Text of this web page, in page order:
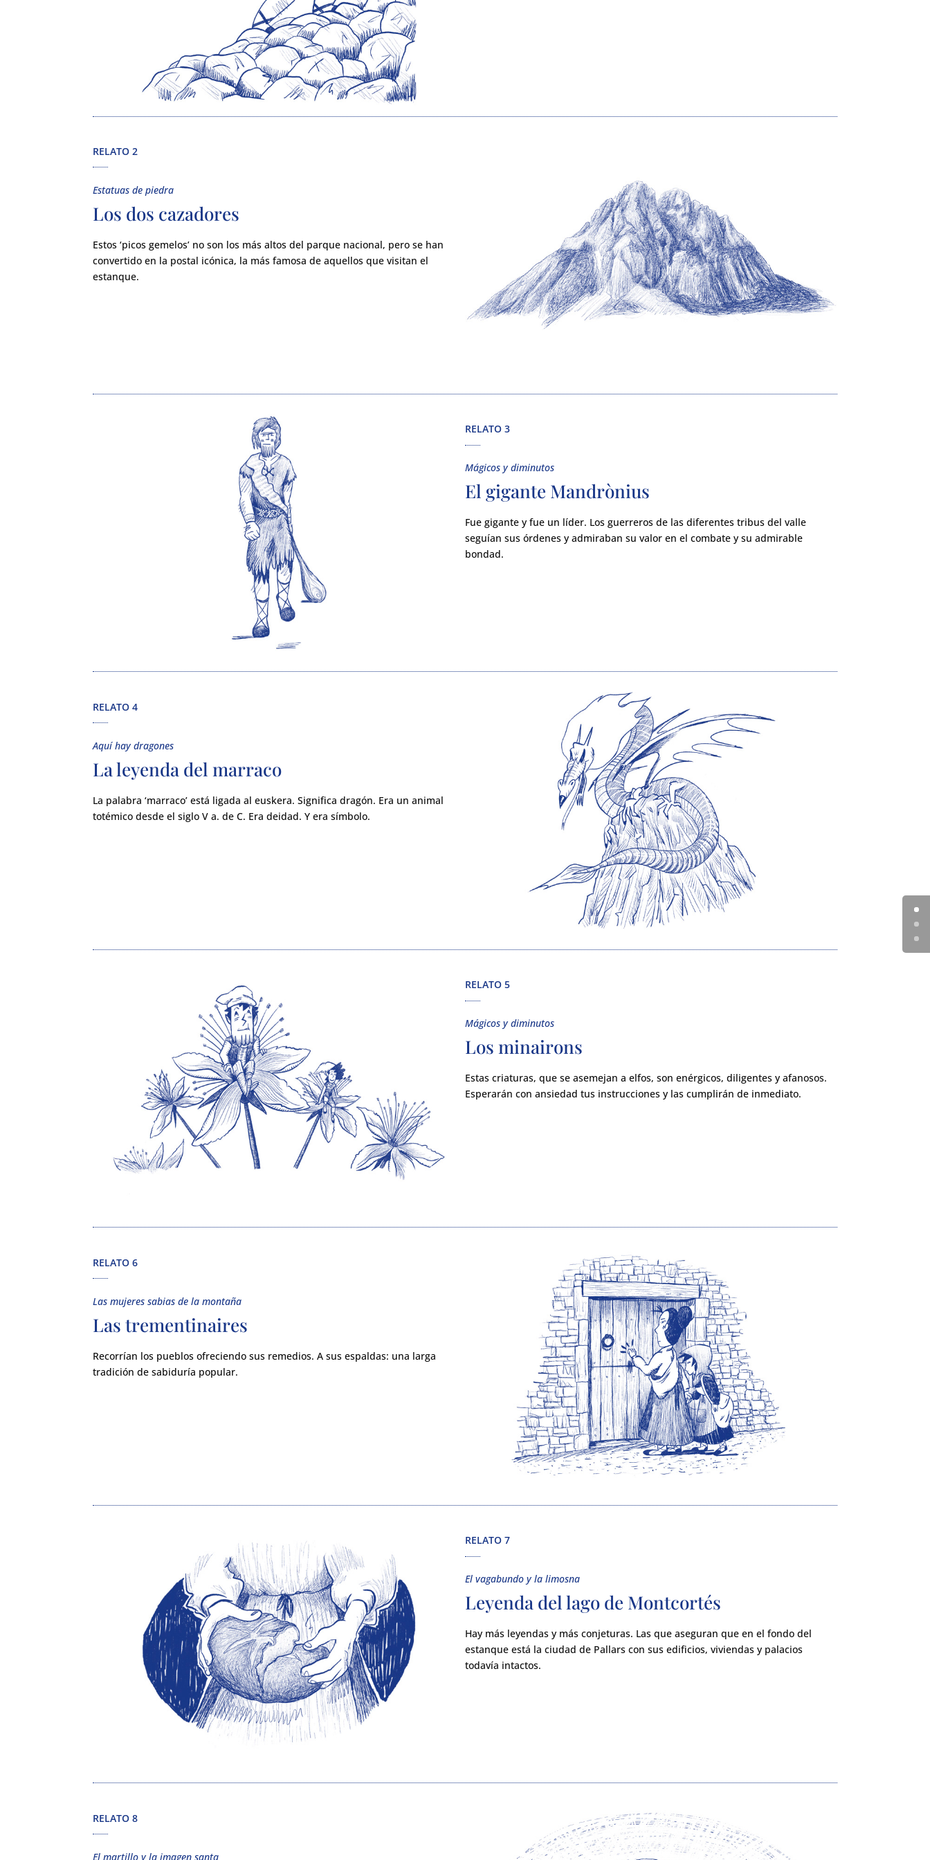
RELATO 2
Estatuas de piedra
Los dos cazadores
Estos ‘picos gemelos’ no son los más altos del parque nacional, pero se han
convertido en la postal icónica, la más famosa de aquellos que visitan el
estanque.
RELATO 3
Mágicos y diminutos
El gigante Mandrònius
Fue gigante y fue un líder. Los guerreros de las diferentes tribus del valle
seguían sus órdenes y admiraban su valor en el combate y su admirable
bondad.
RELATO 4
Aquí hay dragones
La leyenda del marraco
La palabra ‘marraco’ está ligada al euskera. Significa dragón. Era un animal
totémico desde el siglo V a. de C. Era deidad. Y era símbolo.
RELATO 5
Mágicos y diminutos
Los minairons
Estas criaturas, que se asemejan a elfos, son enérgicos, diligentes y afanosos.
Esperarán con ansiedad tus instrucciones y las cumplirán de inmediato.
RELATO 6
Las mujeres sabias de la montaña
Las trementinaires
Recorrían los pueblos ofreciendo sus remedios. A sus espaldas: una larga
tradición de sabiduría popular.
RELATO 7
El vagabundo y la limosna
Leyenda del lago de Montcortés
Hay más leyendas y más conjeturas. Las que aseguran que en el fondo del
estanque está la ciudad de Pallars con sus edificios, viviendas y palacios
todavía intactos.
RELATO 8
El martillo y la imagen santa